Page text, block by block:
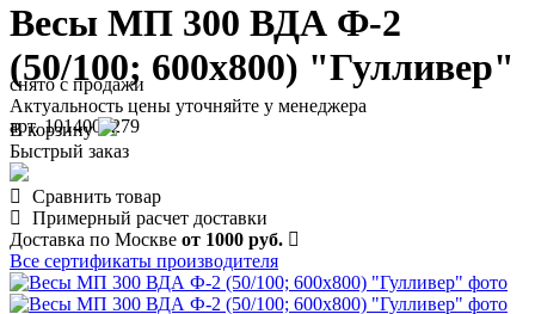
Весы МП 300 ВДА Ф-2
(50/100; 600х800) "Гулливер"
арт. 1014003279
снято с продажи
Актуальность цены уточняйте у менеджера
В корзину
Быстрый заказ
Сравнить товар
Примерный расчет доставки
Доставка по Москве от 1000 руб.
Все сертификаты производителя